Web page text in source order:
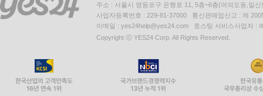
주소 : 서울시 영등포구 은행로 11, 5층~6층(여의도동,일신
사업자등록번호 : 229-81-37000 통신판매업신고 : 제
이메일 : yes24help@yes24.com 호스팅 서비스사업자 :
Copyright ⓒ YES24 Corp. All Rights Reserved.